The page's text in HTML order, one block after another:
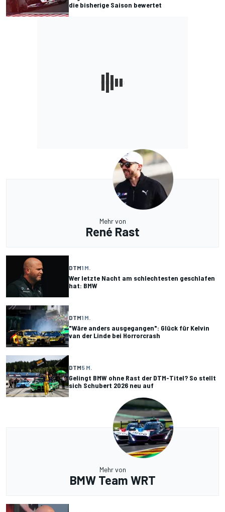
die bisherige Saison bewertet
Mehr von
René Rast
DTM1 M.
Wer letzte Nacht am schlechtesten geschlafen
hat: BMW
DTM1 M.
"Wäre anders ausgegangen": Glück für Kelvin
van der Linde bei Horrorcrash
DTM5 M.
Gelingt BMW ohne Rast der DTM-Titel? So stellt
sich Schubert 2026 neu auf
Mehr von
BMW Team WRT